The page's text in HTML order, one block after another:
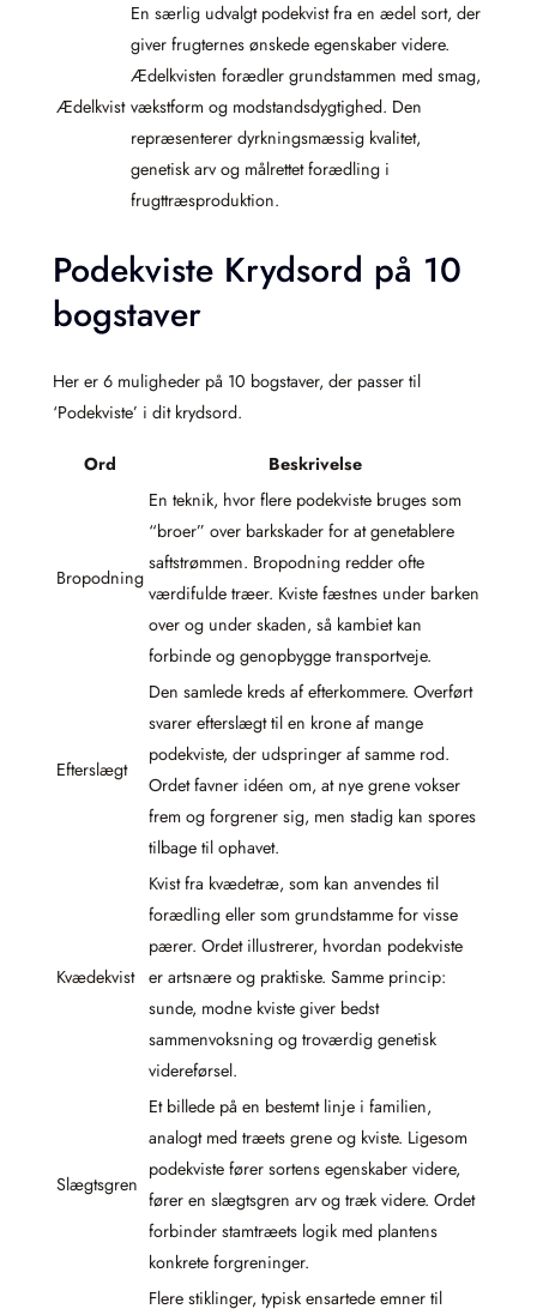
Ædelkvist
En særlig udvalgt podekvist fra en ædel sort, der
giver frugternes ønskede egenskaber videre.
Ædelkvisten forædler grundstammen med smag,
vækstform og modstandsdygtighed. Den
repræsenterer dyrkningsmæssig kvalitet,
genetisk arv og målrettet forædling i
frugttræsproduktion.
Podekviste Krydsord på 10
bogstaver
Her er 6 muligheder på 10 bogstaver, der passer til
‘Podekviste’ i dit krydsord.
Ord Beskrivelse
Bropodning
En teknik, hvor flere podekviste bruges som
“broer” over barkskader for at genetablere
saftstrømmen. Bropodning redder ofte
værdifulde træer. Kviste fæstnes under barken
over og under skaden, så kambiet kan
forbinde og genopbygge transportveje.
Efterslægt
Den samlede kreds af efterkommere. Overført
svarer efterslægt til en krone af mange
podekviste, der udspringer af samme rod.
Ordet favner idéen om, at nye grene vokser
frem og forgrener sig, men stadig kan spores
tilbage til ophavet.
Kvædekvist
Kvist fra kvædetræ, som kan anvendes til
forædling eller som grundstamme for visse
pærer. Ordet illustrerer, hvordan podekviste
er artsnære og praktiske. Samme princip:
sunde, modne kviste giver bedst
sammenvoksning og troværdig genetisk
videreførsel.
Slægtsgren
Et billede på en bestemt linje i familien,
analogt med træets grene og kviste. Ligesom
podekviste fører sortens egenskaber videre,
fører en slægtsgren arv og træk videre. Ordet
forbinder stamtræets logik med plantens
konkrete forgreninger.
Flere stiklinger, typisk ensartede emner til